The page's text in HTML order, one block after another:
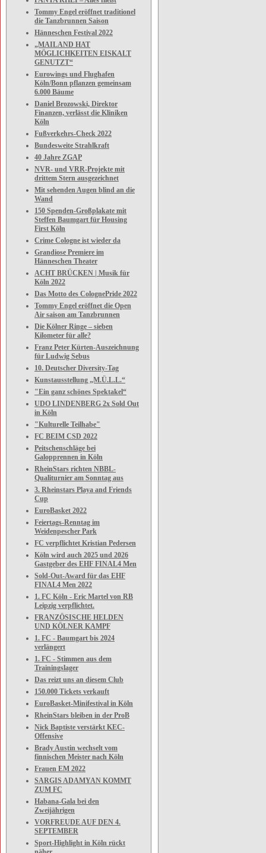
Tommy Engel eröffnet traditionel
die Tanzbrunnen Saison
Hänneschen Festival 2022
„MAILAND HAT
MÖGLICHKEITEN EISKALT
GENUTZT“
Eurowings und Flughafen
Köln/Bonn pflanzen gemeinsam
6.000 Bäume
Daniel Brozowski, Direktor
Finanzen, verlässt die Kliniken
Köln
Fußverkehrs-Check 2022
Bundesweite Strahlkraft
40 Jahre ZGAP
NVR- und VRR-Projekte mit
drittem Stern ausgezeichnet
Mit sehenden Augen blind an die
Wand
150 Spenden-Großplakate mit
Steffen Baumgart für Housing
First Köln
Crime Cologne ist wieder da
Grandiose Premiere im
Hänneschen Theater
ACHT BRÜCKEN | Musik für
Köln 2022
Das Motto des ColognePride 2022
Tommy Engel eröffnet die Open
Air saison am Tanzbrunnen
Die Kölner Ringe – sieben
Kilometer für alle?
Franz Peter Kürten-Auszeichnung
für Ludwig Sebus
10. Deutscher Diversity-Tag
Kunstausstellung „M.Ü.L.L.“
"Ein ganz schönes Spektakel“
UDO LINDENBERG 2x Sold Out
in Köln
"Kulturelle Teilhabe"
FC BEIM CSD 2022
Peitschenschläge bei
Galopprennen in Köln
RheinStars richten NBBL-
Qualiturnier am Sonntag aus
3. Rheinstars Playa and Friends
Cup
EuroBasket 2022
Feiertags-Renntag im
Weidenpescher Park
FC verpflichtet Kristian Pedersen
Köln wird auch 2025 und 2026
Gastgeber des EHF FINAL4 Men
Sold-Out-Award für das EHF
FINAL4 Men 2022
1. FC Köln - Eric Martel von RB
Leipzig verpflichtet.
FRANZÖSISCHE HELDEN
UND KÖLNER KAMPF
1. FC - Baumgart bis 2024
verlängert
1. FC - Stimmen aus dem
Trainingslager
Das reizt uns an diesem Club
150.000 Tickets verkauft
EuroBasket-Minifestival in Köln
RheinStars bleiben in der ProB
Nick Baptiste verstärkt KEC-
Offensive
Brady Austin wechselt vom
finnischen Meister nach Köln
Frauen EM 2022
SARGIS ADAMYAN KOMMT
ZUM FC
Habana-Gala bei den
Zweijährigen
VORFREUDE AUF DEN 4.
SEPTEMBER
Sport-Highlight in Köln rückt